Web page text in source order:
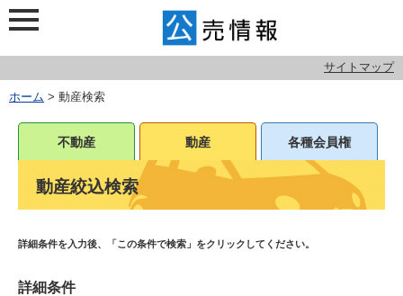
サイトマップ
ホーム > 動産検索
不動産 動産 各種会員権
動産絞込検索
詳細条件を入力後、「この条件で検索」をクリックしてください。
詳細条件